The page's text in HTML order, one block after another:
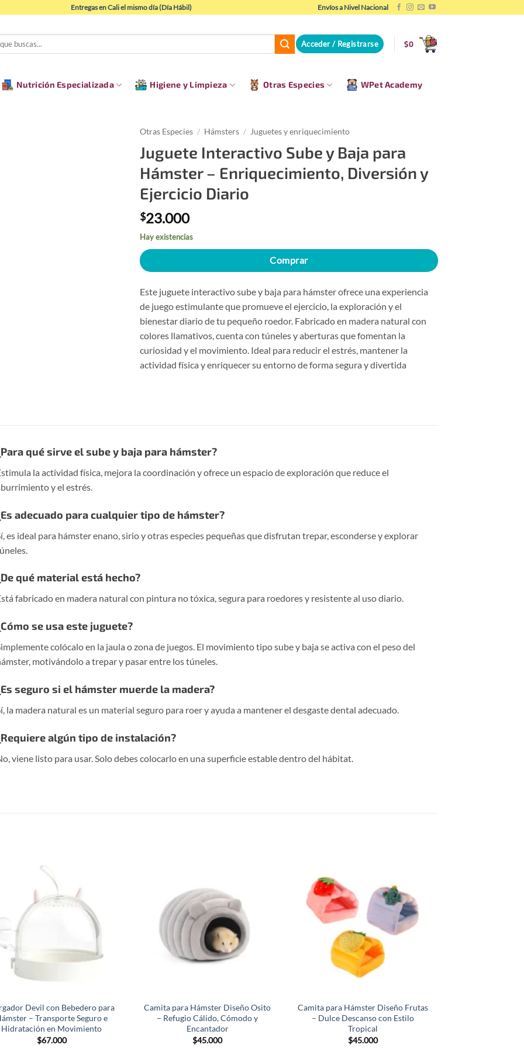
Entregas en Cali el mismo día (Día Hábil) Envíos a Nivel Nacional
Acceder / Registrarse $0
Nutrición Especializada Higiene y Limpieza Otras Especies WPet Academy
Otras Especies / Hámsters / Juguetes y enriquecimiento
Juguete Interactivo Sube y Baja para
Hámster – Enriquecimiento, Diversión y
Ejercicio Diario
$23.000
Hay existencias
Comprar
Este juguete interactivo sube y baja para hámster ofrece una experiencia
de juego estimulante que promueve el ejercicio, la exploración y el
bienestar diario de tu pequeño roedor. Fabricado en madera natural con
colores llamativos, cuenta con túneles y aberturas que fomentan la
curiosidad y el movimiento. Ideal para reducir el estrés, mantener la
actividad física y enriquecer su entorno de forma segura y divertida
qué sirve el sube y baja para hámster?
la actividad física, mejora la coordinación y ofrece un espacio de exploración que reduce el
y el estrés.
adecuado para cualquier tipo de hámster?
es ideal para hámster enano, sirio y otras especies pequeñas que disfrutan trepar, esconderse y explorar
qué material está hecho?
fabricado en madera natural con pintura no tóxica, segura para roedores y resistente al uso diario.
se usa este juguete?
colócalo en la jaula o zona de juegos. El movimiento tipo sube y baja se activa con el peso del
motivándolo a trepar y pasar entre los túneles.
seguro si el hámster muerde la madera?
la madera natural es un material seguro para roer y ayuda a mantener el desgaste dental adecuado.
algún tipo de instalación?
viene listo para usar. Solo debes colocarlo en una superficie estable dentro del hábitat.
Devil con Bebedero para
– Transporte Seguro e
Hidratación en Movimiento
$67.000
Camita para Hámster Diseño Osito
– Refugio Cálido, Cómodo y
Encantador
$45.000
Camita para Hámster Diseño Frutas
– Dulce Descanso con Estilo
Tropical
$45.000